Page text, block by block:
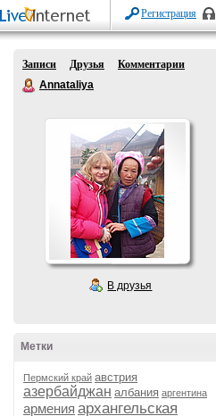
Регистрация
Записи Друзья
Комментарии
Annataliya
В друзья
Метки
Пермский край австрия
азербайджан албания аргентина
армения архангельская